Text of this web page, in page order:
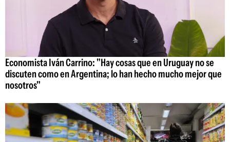
Economista Iván Carrino: "Hay cosas que en Uruguay no se
discuten como en Argentina; lo han hecho mucho mejor que
nosotros"